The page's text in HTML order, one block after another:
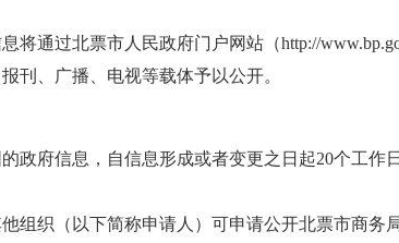
通过北票市人民政府门户网站（http://
刊、广播、电视等载体予以公开。
府信息，自信息形成或者变更之日起20个工作
织（以下简称申请人）可申请公开北票市商务